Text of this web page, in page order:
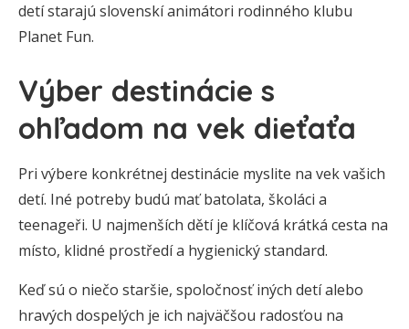
detí starajú slovenskí animátori rodinného klubu
Planet Fun.
Výber destinácie s
ohľadom na vek dieťaťa
Pri výbere konkrétnej destinácie myslite na vek vašich
detí. Iné potreby budú mať batolata, školáci a
teenageři. U najmenších dětí je klíčová krátká cesta na
místo, klidné prostředí a hygienický standard.
Keď sú o niečo staršie, spoločnosť iných detí alebo
hravých dospelých je ich najväčšou radosťou na